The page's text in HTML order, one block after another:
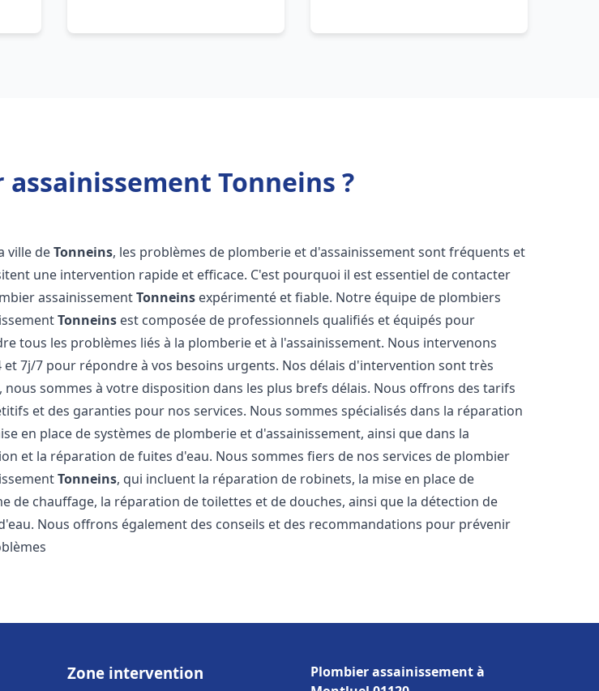
Tonneins ?
ville deTonneins, les problèmes de plomberie et d'assainissement sont fréquents et
une intervention rapide et efficace. C'est pourquoi il est essentiel de contacter
assainissementTonneins expérimenté et fiable. Notre équipe de plombiers
Tonneins est composée de professionnels qualifiés et équipés pour
tous les problèmes liés à la plomberie et à l'assainissement. Nous intervenons
et 7j/7 pour répondre à vos besoins urgents. Nos délais d'intervention sont très
nous sommes à votre disposition dans les plus brefs délais. Nous offrons des tarifs
et des garanties pour nos services. Nous sommes spécialisés dans la réparation
en place de systèmes de plomberie et d'assainissement, ainsi que dans la
et la réparation de fuites d'eau. Nous sommes fiers de nos services de plombier
Tonneins, qui incluent la réparation de robinets, la mise en place de
de chauffage, la réparation de toilettes et de douches, ainsi que la détection de
Nous offrons également des conseils et des recommandations pour prévenir
Zone intervention
Plombier assainissement à